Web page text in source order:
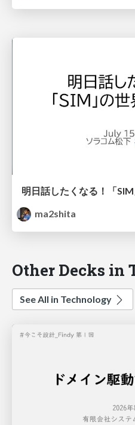
明日話したくなる！「
ma2shita
Other Decks in
See All in Technology